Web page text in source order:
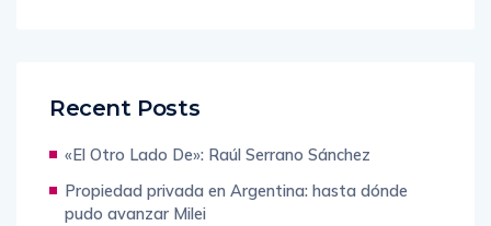
Recent Posts
«El Otro Lado De»: Raúl Serrano Sánchez
Propiedad privada en Argentina: hasta dónde
pudo avanzar Milei